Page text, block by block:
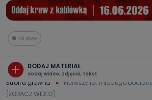
Na żywo
DODAJ MATERIAŁ
dodaj wideo, zdjęcie, tekst
Strona główna
Pierwszy lot młodego
[ZOBACZ WIDEO]